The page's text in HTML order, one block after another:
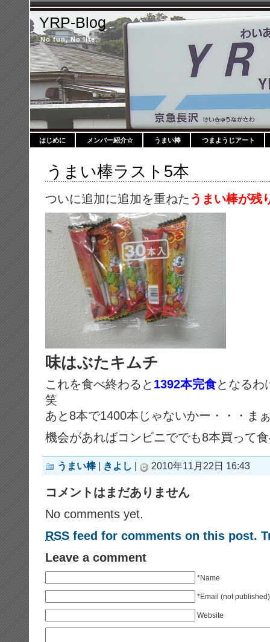
YRP-Blog
No fun, No life.
はじめに メンバー紹介☆ うまい棒 つまようじアート
うまい棒ラスト5本
ついに追加に追加を重ねた うまい棒が残
味はぶたキムチ
これを食べ終わると 1392本完食となるわ
笑
あと8本で1400本じゃないかー・・・ま
機会があればコンビニででも8本買って
うまい棒| きよし 2010年11月22日 16:43
コメントはまだありません
No comments yet.
RSS feed for comments on this post.
Leave a comment
*Name
*Email (not published)
Website